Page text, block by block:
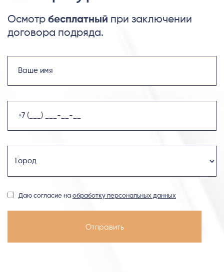
Осмотр бесплатный при заключении
договора подряда.
Даю согласие на обработку персональных данных